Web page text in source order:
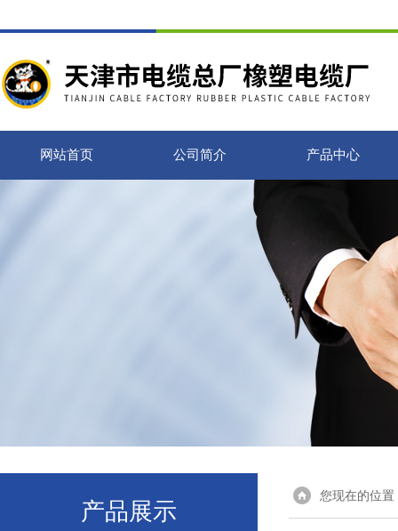
网站首页 公司简介 产品中心
产品展示
您现在的位置